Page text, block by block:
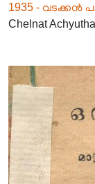
1935 - വടക്കൻ
Chelnat